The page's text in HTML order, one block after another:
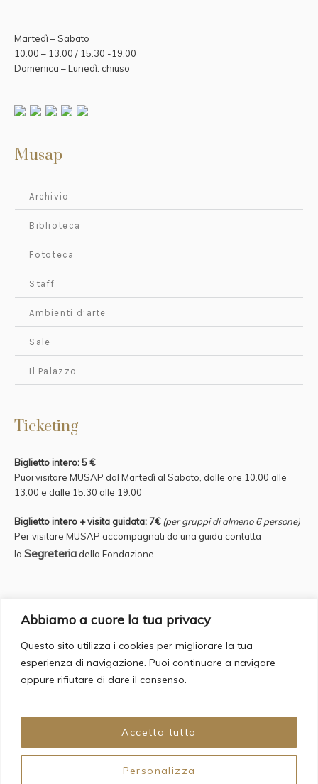
Abbiamo a cuore la tua privacy
Questo sito utilizza i cookies per migliorare la tua
esperienza di navigazione. Puoi continuare a navigare
oppure rifiutare di dare il consenso.
Personalizza
Accetta tutto
Martedì – Sabato
10.00 – 13.00 / 15.30 -19.00
Domenica – Lunedì: chiuso
Musap
Archivio
Biblioteca
Fototeca
Staff
Ambienti d’arte
Sale
Il Palazzo
Ticketing
Biglietto intero: 5 €
Puoi visitare MUSAP dal Martedì al Sabato, dalle ore 10.00 alle
13.00 e dalle 15.30 alle 19.00
Biglietto intero + visita guidata: 7€ (per gruppi di almeno 6 persone)
Per visitare MUSAP accompagnati da una guida contatta
laSegreteria della Fondazione
Credits
Supervisor: Fulvio Iannucci Account Manager: Francesca Romana
Bergamo
Copywriting & Web Design: Daria Cecere